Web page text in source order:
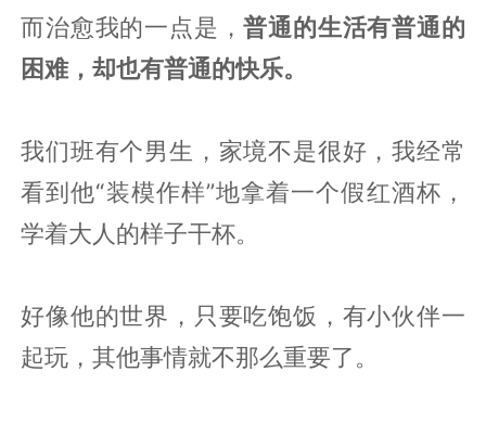
而治愈我的一点是，普通的生活有普通的
困难，却也有普通的快乐。
我们班有个男生，家境不是很好，我经常
看到他“装模作样”地拿着一个假红酒杯，
学着大人的样子干杯。
好像他的世界，只要吃饱饭，有小伙伴一
起玩，其他事情就不那么重要了。